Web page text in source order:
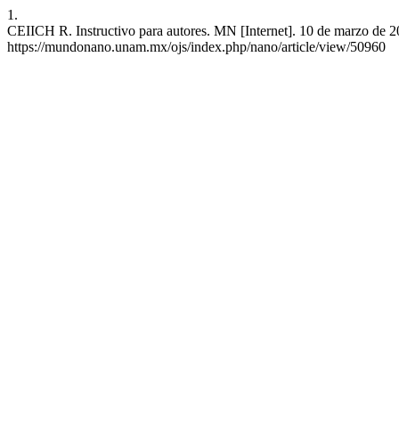
1.
CEIICH R. Instructivo para autores. MN [Internet]. 10 de marzo de
https://mundonano.unam.mx/ojs/index.php/nano/article/view/50960